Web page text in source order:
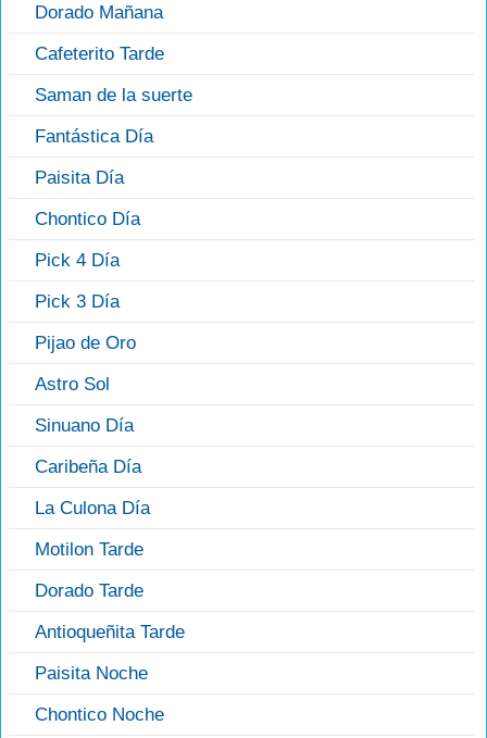
Dorado Mañana
Cafeterito Tarde
Saman de la suerte
Fantástica Día
Paisita Día
Chontico Día
Pick 4 Día
Pick 3 Día
Pijao de Oro
Astro Sol
Sinuano Día
Caribeña Día
La Culona Día
Motilon Tarde
Dorado Tarde
Antioqueñita Tarde
Paisita Noche
Chontico Noche